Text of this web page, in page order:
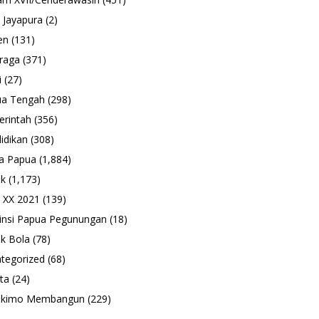
(2)
(131)
(371)
(27)
Tengah (298)
(356)
(308)
Papua (1,884)
(1,173)
2021 (139)
Papua Pegunungan (18)
Bola (78)
(68)
(24)
Membangun (229)